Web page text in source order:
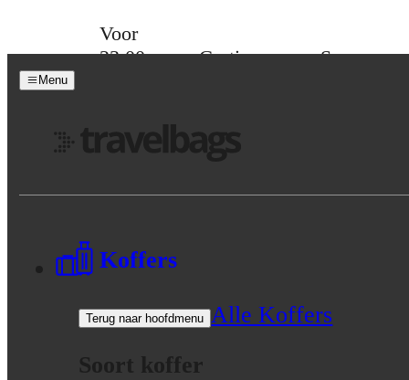
Voor
23:00
Gratis
Spaar
Menu
Koffers
Terug naar hoofdmenu
Alle Koffers
Soort koffer